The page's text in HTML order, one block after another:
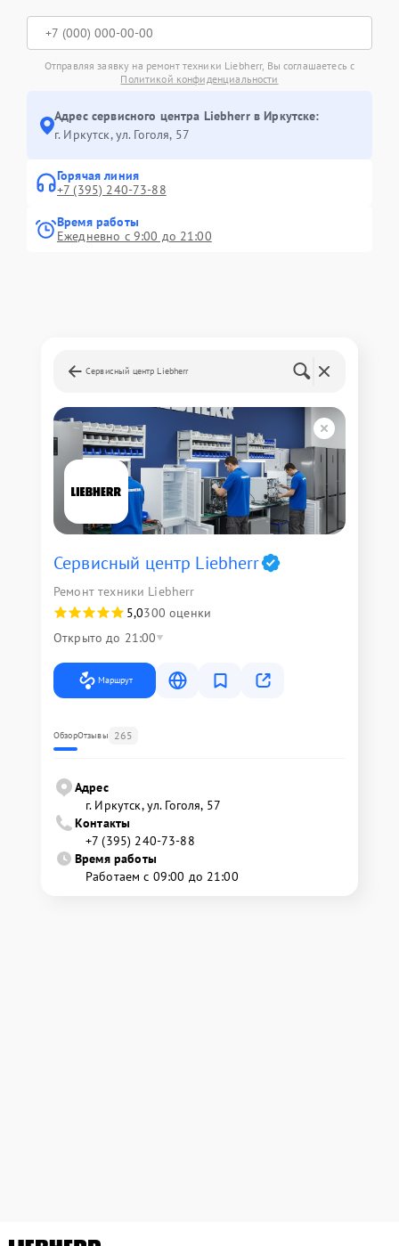
Отправляя заявку на ремонт техники Liebherr, Вы соглашаетесь с
Политикой конфиденциальности
Адрес сервисного центра Liebherr в Иркутске:
г. Иркутск, ул. ​Гоголя, 57
Горячая линия
+7 (395) 240-73-88
Время работы
Ежедневно с 9:00 до 21:00
Сервисный центр Liebherr
Сервисный центр Liebherr
Ремонт техники Liebherr
5,0300 оценки
Открыто до 21:00
Маршрут
ОбзорОтзывы 265
Адрес
г. Иркутск, ул. ​Гоголя, 57
Контакты
+7 (395) 240-73-88
Время работы
Работаем с 09:00 до 21:00